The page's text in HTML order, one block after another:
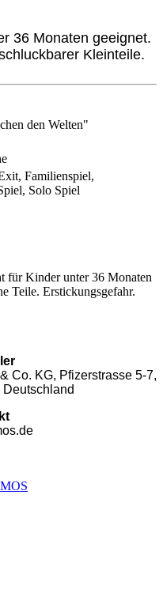
36 Monaten geeignet.
Kleinteile.
den Welten"
Familienspiel,
Solo Spiel
für Kinder unter 36 Monaten
Teile. Erstickungsgefahr.
Co. KG, Pfizerstrasse 5-7,
Deutschland